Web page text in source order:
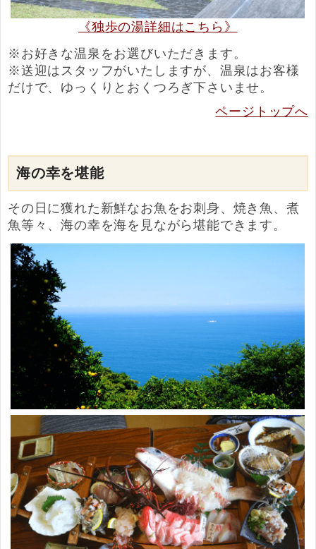
《独歩の湯詳細はこちら》
※お好きな温泉をお選びいただきます。
※送迎はスタッフがいたしますが、 温泉はお客様
だけで、ゆっくりとおくつろぎ下さいませ。
ページトップへ
海の幸を堪能
その日に獲れた新鮮なお魚をお刺身、焼き魚、煮
魚等々、海の幸を海を見ながら堪能できます。